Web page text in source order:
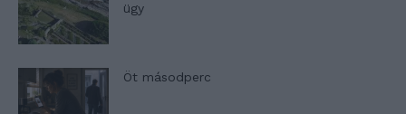
ügy
Öt másodperc